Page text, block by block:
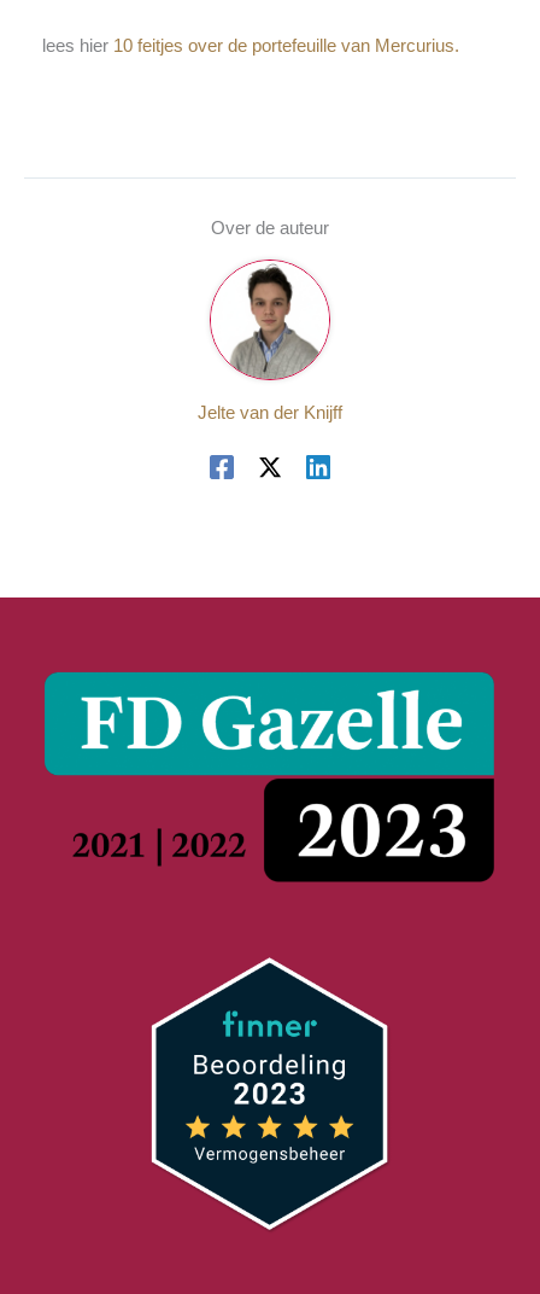
lees hier 10 feitjes over de portefeuille van Mercurius.
Over de auteur
Jelte van der Knijff
De AI-geldcirkel: wie wint,
hem breken?
Federico Egberts / 16 mei 2026
De AI-boom is het meest besproken beleggingsthema van
het decennium. Het grootste deel van die discussie draait
om de vraag welk bedrijf de race naar het krachtigste
model wint. Dat is echter de verkeerde vraag. De
belangrijkere vraag voor beleggers is structureel: hoe